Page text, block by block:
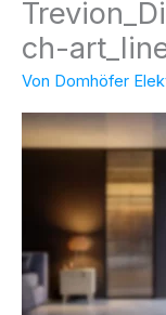
ch-
Von Domhöfer